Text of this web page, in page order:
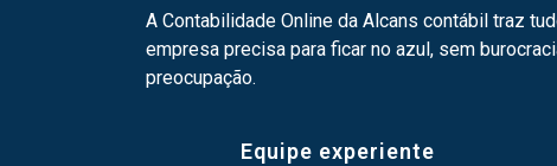
A Contabilidade Online da Alcans contábil traz
empresa precisa para ficar no azul, sem
preocupação.
Equipe experiente